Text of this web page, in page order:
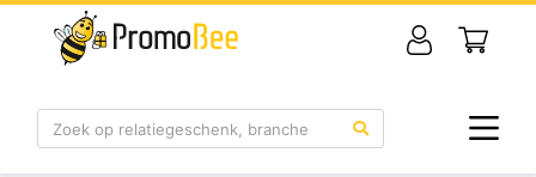
Zoek